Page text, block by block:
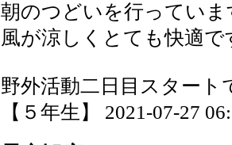
朝のつどいを行っていま
風が涼しくとても快適で
野外活動二日目スタート
【５年生】 2021-07-27